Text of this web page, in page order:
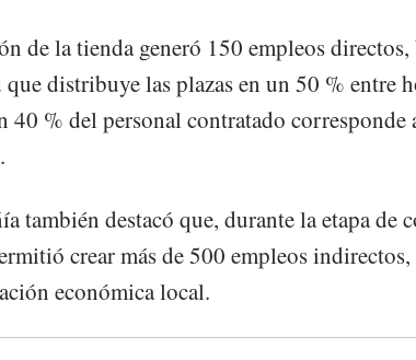
de la tienda generó 150 empleos
que distribuye las plazas en un 50 % entre
40 % del personal contratado corresponde
también destacó que, durante la etapa de
crear más de 500 empleos
económica local.